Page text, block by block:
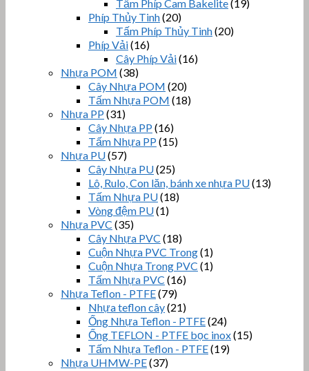
Tấm Phíp Cam Bakelite(19)
Phíp Thủy Tinh(20)
Tấm Phíp Thủy Tinh(20)
Phíp Vải(16)
Cây Phíp Vải(16)
Nhựa POM (38)
Cây Nhựa POM (20)
Tấm Nhựa POM (18)
Nhựa PP (31)
Cây Nhựa PP (16)
Tấm Nhựa PP (15)
Nhựa PU(57)
Cây Nhựa PU(25)
Lô, Rulo, Con lăn, bánh xe nhựa PU(13)
Tấm Nhựa PU(18)
Vòng đệm PU(1)
Nhựa PVC (35)
Cây Nhựa PVC (18)
Cuộn Nhựa PVC Trong(1)
Cuộn Nhựa Trong PVC (1)
Tấm Nhựa PVC (16)
Nhựa Teflon - PTFE(79)
Nhựa teflon cây(21)
Ống Nhựa Teflon - PTFE(24)
Ống TEFLON - PTFE bọc inox(15)
Tấm Nhựa Teflon - PTFE(19)
Nhựa UHMW-PE(37)